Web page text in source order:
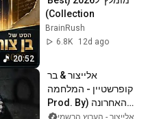
20:52
Collection)
BrainRush
6.8K
12d ago
אלייצור & בר
Eliad Sapir)